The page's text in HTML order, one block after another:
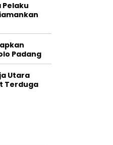
Padang
Utara
Terduga